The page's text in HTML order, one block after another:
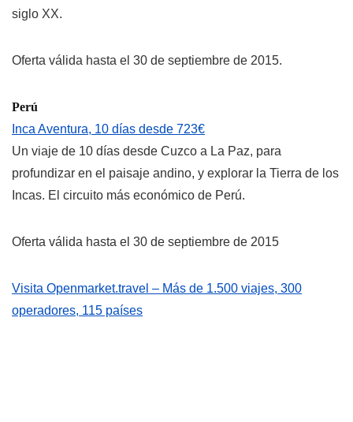
siglo XX.
Oferta válida hasta el 30 de septiembre de 2015.
Perú
Inca Aventura, 10 días desde 723€
Un viaje de 10 días desde Cuzco a La Paz, para
profundizar en el paisaje andino, y explorar la Tierra de los
Incas. El circuito más económico de Perú.
Oferta válida hasta el 30 de septiembre de 2015
Visita Openmarket.travel – Más de 1.500 viajes, 300
operadores, 115 países